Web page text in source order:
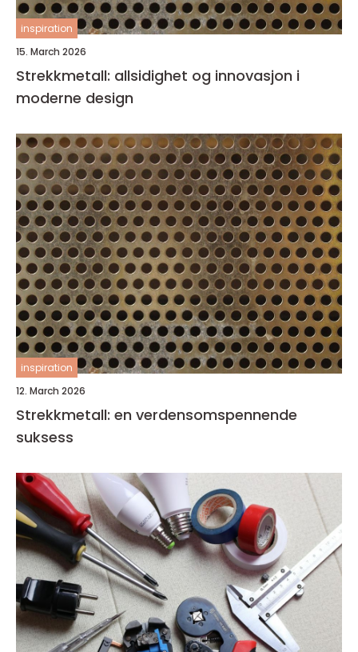
inspiration
15. March 2026
Strekkmetall: allsidighet og innovasjon i
moderne design
inspiration
12. March 2026
Strekkmetall: en verdensomspennende
suksess